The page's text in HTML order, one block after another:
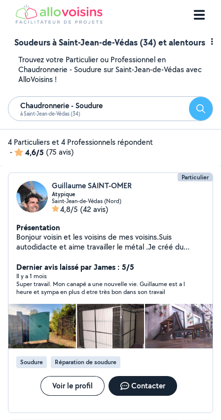
Soudeurs à Saint-Jean-de-Védas (34) et alentours
Trouvez votre Particulier ou Professionnel en
Chaudronnerie - Soudure sur Saint-Jean-de-Védas avec
AlloVoisins !
Chaudronnerie - Soudure
à Saint-Jean-de-Védas (34)
4 Particuliers et 4 Professionnels répondent
-
4,6/5 (75 avis)
Particulier
Guillaume SAINT-OMER
Atypique
Saint-Jean-de-Védas (Nord)
4,8/5 (42 avis)
Présentation
Bonjour voisin et les voisins de mes voisins.Suis
autodidacte et aime travailler le métal .Je créé du
de défense sur mesure. Je fais également des
structures, gabarit, consoles, pieds pour sculpteur. Vous
avez un projet, une envie, changer de déco? Je suis
votre voisin!!
Dernier avis laissé par James : 5/5
Il y a 1 mois
Super travail. Mon canapé a une nouvelle vie. Guillaume est a l
heure et sympa en plus d etre très bon dans son travail
Soudure Réparation de soudure
Voir le profil Contacter